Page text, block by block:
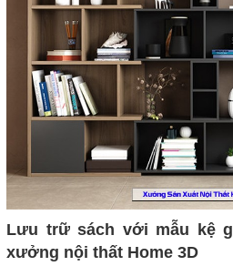
Lưu trữ sách với mẫu kệ
xưởng nội thất Home 3D